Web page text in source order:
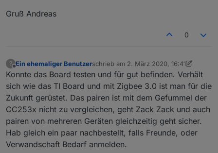
nachtrag
oder
https://www.thingiverse.com/thing:4224425
oder günstig danke an @klassisch
DIY Gehäuse
Gruß Andreas
0
?
Offline
Ein ehemaliger Benutzerschrieb am 2. März 2020, 16:41
zuletzt editiert von Ein ehemaliger
Konnte das Board testen und für gut befinden. Verhält
sich wie das TI Board und mit Zigbee 3.0 ist man für die
Zukunft gerüstet. Das pairen ist mit dem Gefummel der
CC253x nicht zu vergleichen, geht Zack Zack und auch
pairen von mehreren Geräten gleichzeitig geht sicher.
Hab gleich ein paar nachbestellt, falls Freunde, oder
Verwandschaft Bedarf anmelden.